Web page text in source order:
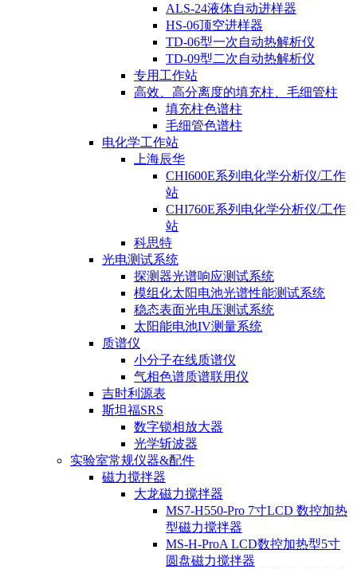
ALS-24液体自动进样器
HS-06顶空进样器
TD-06型一次自动热解析仪
TD-09型二次自动热解析仪
专用工作站
高效、高分离度的填充柱、毛细管柱
填充柱色谱柱
毛细管色谱柱
电化学工作站
上海辰华
CHI600E系列电化学分析仪/工作
站
CHI760E系列电化学分析仪/工作
站
科思特
光电测试系统
探测器光谱响应测试系统
模组化太阳电池光谱性能测试系统
稳态表面光电压测试系统
太阳能电池IV测量系统
质谱仪
小分子在线质谱仪
气相色谱质谱联用仪
吉时利源表
斯坦福SRS
数字锁相放大器
光学斩波器
实验室常规仪器&配件
磁力搅拌器
大龙磁力搅拌器
MS7-H550-Pro 7寸LCD 数控加热
型磁力搅拌器
MS-H-ProA LCD数控加热型5寸
圆盘磁力搅拌器